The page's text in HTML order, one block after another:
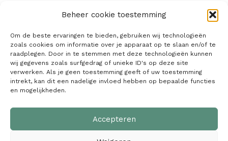
Beheer cookie toestemming
Om de beste ervaringen te bieden, gebruiken wij technologieën
zoals cookies om informatie over je apparaat op te slaan en/of te
raadplegen. Door in te stemmen met deze technologieën kunnen
wij gegevens zoals surfgedrag of unieke ID's op deze site
verwerken. Als je geen toestemming geeft of uw toestemming
intrekt, kan dit een nadelige invloed hebben op bepaalde functies
en mogelijkheden.
Accepteren
Algemene voorwaarden
KVK: 64407667
info@mawetrading.nl
+31 6 53 270 335
| Webdesign: